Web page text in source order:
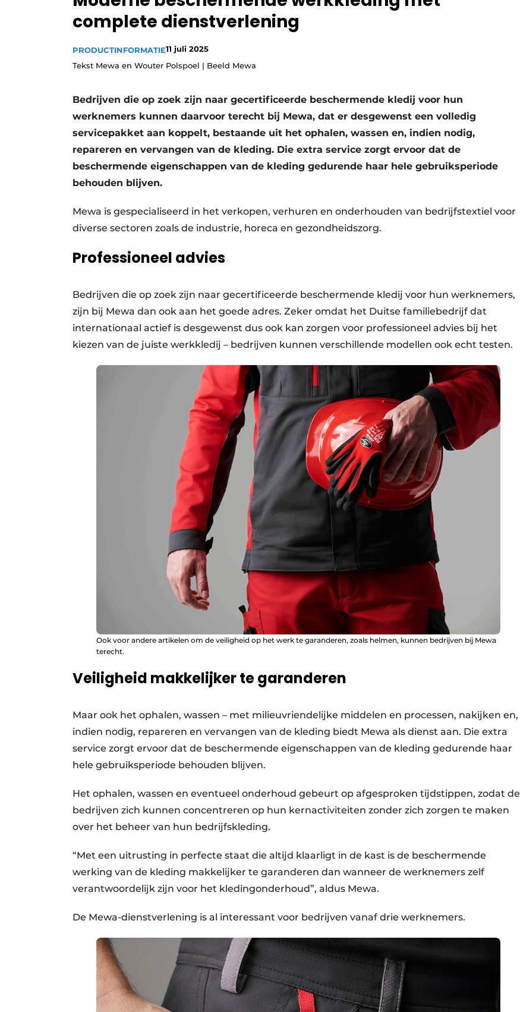
Vacature aanmelden
Vacatures
Video’s
complete dienstverlening
PRODUCTINFORMATIE11 juli 2025
Tekst Mewa en Wouter Polspoel | Beeld Mewa
Bedrijven die op zoek zijn naar gecertificeerde beschermende kledij voor hun
werknemers kunnen daarvoor terecht bij Mewa, dat er desgewenst een volledig
servicepakket aan koppelt, bestaande uit het ophalen, wassen en, indien nodig,
repareren en vervangen van de kleding. Die extra service zorgt ervoor dat de
beschermende eigenschappen van de kleding gedurende haar hele gebruiksperiode
behouden blijven.
Mewa is gespecialiseerd in het verkopen, verhuren en onderhouden van bedrijfstextiel voor
diverse sectoren zoals de industrie, horeca en gezondheidszorg.
Professioneel advies
Bedrijven die op zoek zijn naar gecertificeerde beschermende kledij voor hun werknemers,
zijn bij Mewa dan ook aan het goede adres. Zeker omdat het Duitse familiebedrijf dat
internationaal actief is desgewenst dus ook kan zorgen voor professioneel advies bij het
kiezen van de juiste werk­kledij – bedrijven kunnen verschillende modellen ook echt testen.
Ook voor andere artikelen om de veiligheid op het werk te garanderen, zoals helmen, kunnen bedrijven bij Mewa
terecht.
Veiligheid makkelijker te garanderen
Maar ook het ophalen, wassen – met milieu­vriendelijke middelen en processen, nakijken en,
indien nodig, repareren en vervangen van de kleding biedt Mewa als dienst aan. Die extra
service zorgt ervoor dat de beschermende eigenschappen van de kleding gedurende haar
hele gebruiksperiode behouden blijven.
Het ophalen, wassen en eventueel onderhoud gebeurt op afgesproken tijdstippen, zodat de
bedrijven zich kunnen concentreren op hun kernactiviteiten zonder zich zorgen te maken
over het beheer van hun bedrijfskleding.
“Met een uitrusting in perfecte staat die altijd klaarligt in de kast is de beschermende
werking van de kleding makkelijker te garanderen dan wanneer de werknemers zelf
verantwoordelijk zijn voor het kledingonderhoud”, aldus Mewa.
De Mewa-dienstverlening is al interessant voor bedrijven vanaf drie werknemers.